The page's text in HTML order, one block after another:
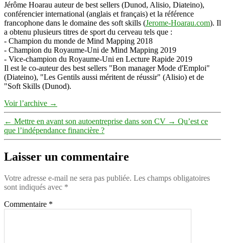
Jérôme Hoarau auteur de best sellers (Dunod, Alisio, Diateino),
conférencier international (anglais et français) et la référence
francophone dans le domaine des soft skills (Jerome-Hoarau.com). Il
a obtenu plusieurs titres de sport du cerveau tels que :
- Champion du monde de Mind Mapping 2018
- Champion du Royaume-Uni de Mind Mapping 2019
- Vice-champion du Royaume-Uni en Lecture Rapide 2019
Il est le co-auteur des best sellers "Bon manager Mode d'Emploi"
(Diateino), "Les Gentils aussi méritent de réussir" (Alisio) et de
"Soft Skills (Dunod).
Voir l’archive →
← Mettre en avant son autoentreprise dans son CV → Qu’est ce
que l’indépendance financière ?
Laisser un commentaire
Votre adresse e-mail ne sera pas publiée. Les champs obligatoires
sont indiqués avec *
Commentaire *